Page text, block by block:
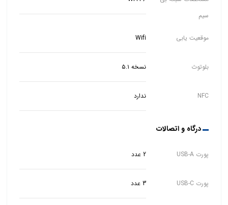
سیم
موقعیت یابی Wifi
بلوتوث نسخه ۵.۱
NFC ندارد
درگاه و اتصالات
پورت USB-A 2 عدد
پورت USB-C 3 عدد